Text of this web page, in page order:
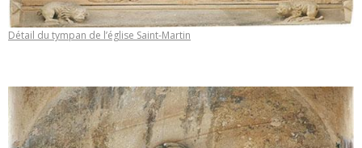
Détail du tympan de l’église Saint-Martin